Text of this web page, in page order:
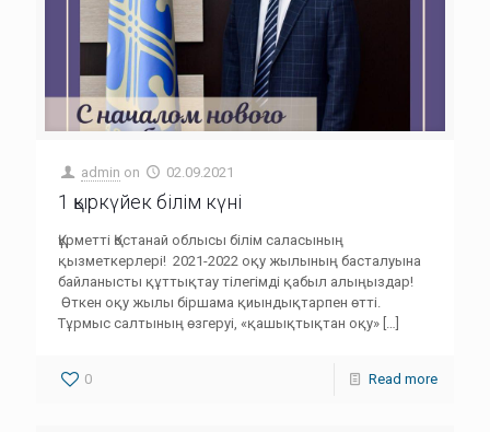
admin on 02.09.2021
1 қыркүйек білім күні
Құрметті Қостанай облысы білім саласының
қызметкерлері! 2021-2022 оқу жылының басталуына
байланысты құттықтау тілегімді қабыл алыңыздар!
Өткен оқу жылы біршама қиындықтарпен өтті.
Тұрмыс салтының өзгеруі, «қашықтықтан оқу» […]
0 Read more